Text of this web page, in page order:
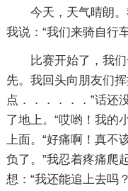
今天，天气晴朗
我说：“我们来骑自行
比赛开始了，我
先。我回头向朋友们
点．．．．．．”话还
了地上。“哎哟！我的
上面。“好痛啊！真不
负了。”我忍着疼痛爬
想：“我还能追上去吗